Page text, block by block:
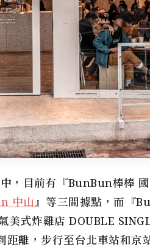
，目前有『BunBun棒棒
中山』等三間據點，而『
美式炸雞店 DOUBLE
距離，步行至台北車站和京